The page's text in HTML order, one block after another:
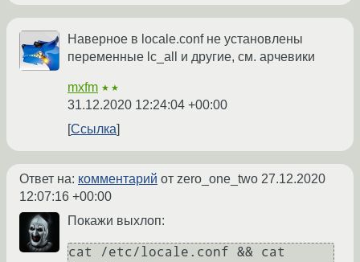
Наверное в locale.conf не установлены
переменные lc_all и другие, см. арчевики
mxfm ★★
31.12.2020 12:24:04 +00:00
Ссылка
Ответ на: комментарий от zero_one_two 27.12.2020
12:07:16 +00:00
Покажи выхлоп:
cat /etc/locale.conf && cat